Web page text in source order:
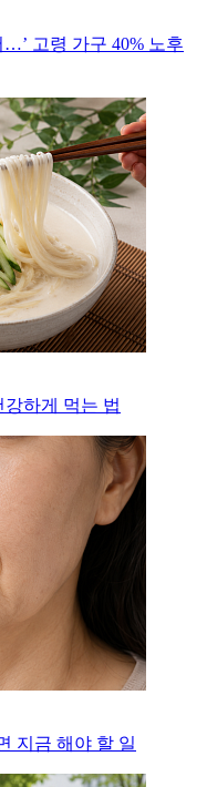
고령 가구 40% 노후
강하게 먹는 법
지금 해야 할 일